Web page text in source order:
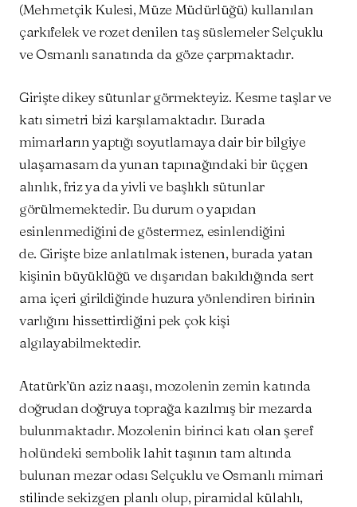
(Mehmetçik Kulesi, Müze Müdürlüğü) kullanılan
çarkıfelek ve rozet denilen taş süslemeler Selçuklu
ve Osmanlı sanatında da göze çarpmaktadır.
Girişte dikey sütunlar görmekteyiz. Kesme taşlar ve
katı simetri bizi karşılamaktadır. Burada
mimarların yaptığı soyutlamaya dair bir bilgiye
ulaşamasam da yunan tapınağındaki bir üçgen
alınlık, friz ya da yivli ve başlıklı sütunlar
görülmemektedir. Bu durum o yapıdan
esinlenmediğini de göstermez, esinlendiğini
de. Girişte bize anlatılmak istenen, burada yatan
kişinin büyüklüğü ve dışarıdan bakıldığında sert
ama içeri girildiğinde huzura yönlendiren birinin
varlığını hissettirdiğini pek çok kişi
algılayabilmektedir.
Atatürk’ün aziz naaşı, mozolenin zemin katında
doğrudan doğruya toprağa kazılmış bir mezarda
bulunmaktadır. Mozolenin birinci katı olan şeref
holündeki sembolik lahit taşının tam altında
bulunan mezar odası Selçuklu ve Osmanlı mimari
stilinde sekizgen planlı olup, piramidal külahlı,